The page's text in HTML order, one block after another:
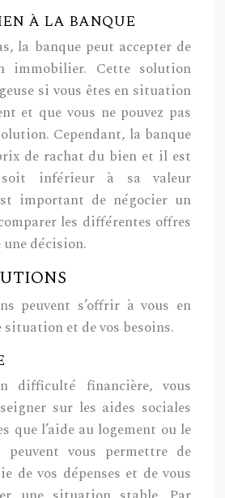
À LA BANQUE
la banque peut accepter de
immobilier. Cette solution
si vous êtes en situation
et que vous ne pouvez pas
Cependant, la banque
de rachat du bien et il est
soit inférieur à sa valeur
important de négocier un
les différentes offres
décision.
peuvent s’offrir à vous en
et de vos besoins.
difficulté financière, vous
sur les aides sociales
que l’aide au logement ou le
peuvent vous permettre de
de vos dépenses et de vous